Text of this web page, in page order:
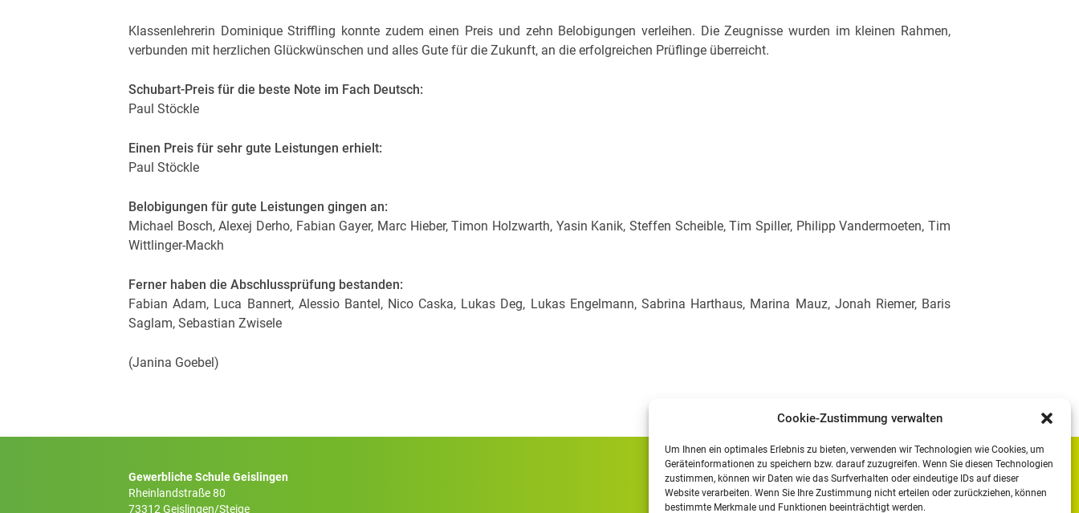
Cookie-Zustimmung verwalten
Um Ihnen ein optimales Erlebnis zu bieten, verwenden wir Technologien wie Cookies, um
Geräteinformationen zu speichern bzw. darauf zuzugreifen. Wenn Sie diesen Technologien
zustimmen, können wir Daten wie das Surfverhalten oder eindeutige IDs auf dieser
Website verarbeiten. Wenn Sie Ihre Zustimmung nicht erteilen oder zurückziehen, können
bestimmte Merkmale und Funktionen beeinträchtigt werden.
Klassenlehrerin Dominique Striffling konnte zudem einen Preis und zehn Belobigungen verleihen. Die Zeugnisse wurden im kleinen Rahmen,
verbunden mit herzlichen Glückwünschen und alles Gute für die Zukunft, an die erfolgreichen Prüflinge überreicht.
Schubart-Preis für die beste Note im Fach Deutsch:
Paul Stöckle
Einen Preis für sehr gute Leistungen erhielt:
Paul Stöckle
Belobigungen für gute Leistungen gingen an:
Michael Bosch, Alexej Derho, Fabian Gayer, Marc Hieber, Timon Holzwarth, Yasin Kanik, Steffen Scheible, Tim Spiller, Philipp Vandermoeten, Tim
Wittlinger-Mackh
Ferner haben die Abschlussprüfung bestanden:
Fabian Adam, Luca Bannert, Alessio Bantel, Nico Caska, Lukas Deg, Lukas Engelmann, Sabrina Harthaus, Marina Mauz, Jonah Riemer, Baris
Saglam, Sebastian Zwisele
(Janina Goebel)
Gewerbliche Schule Geislingen
Rheinlandstraße 80
73312 Geislingen/Steige
Impressum
Datenschutzerklärung